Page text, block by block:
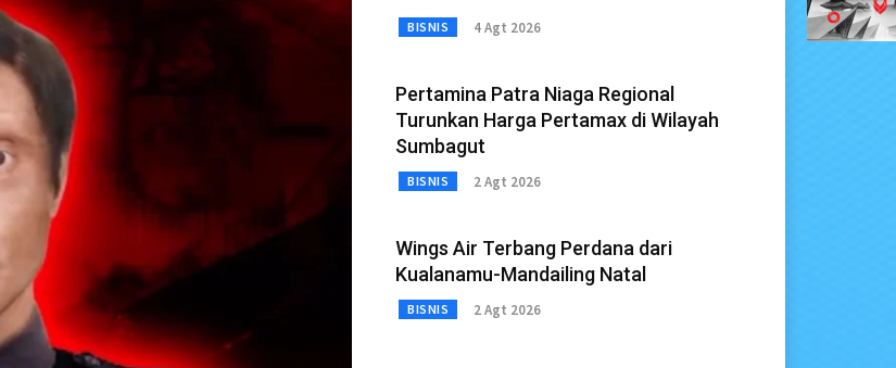
BISNIS 4 Agt 2026
Pertamina Patra Niaga Regional
Turunkan Harga Pertamax di Wilayah
Sumbagut
BISNIS 2 Agt 2026
Wings Air Terbang Perdana dari
Kualanamu-Mandailing Natal
BISNIS 2 Agt 2026